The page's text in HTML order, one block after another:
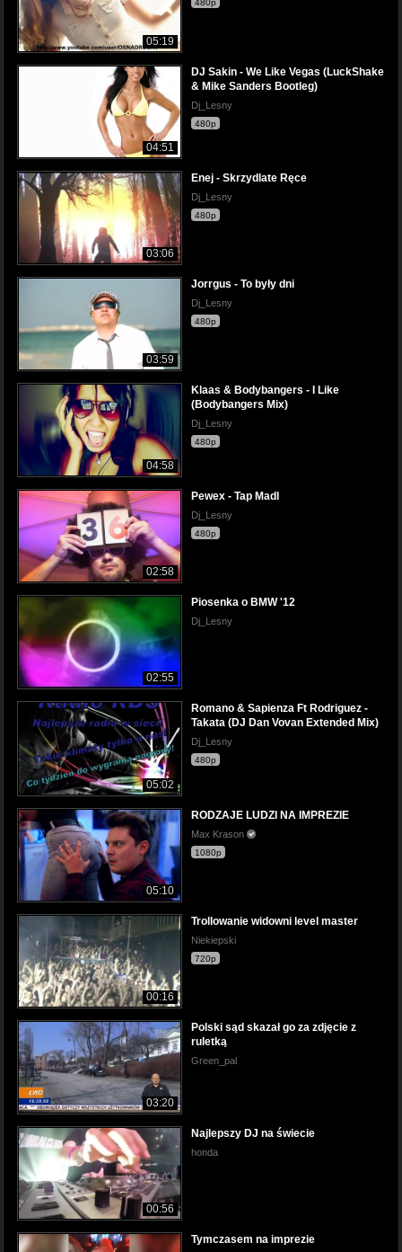
05:19
480p
04:51
DJ Sakin - We Like Vegas (LuckShake
& Mike Sanders Bootleg)
Dj_Lesny
480p
03:06
Enej - Skrzydlate Ręce
Dj_Lesny
480p
03:59
Jorrgus - To były dni
Dj_Lesny
480p
04:58
Klaas & Bodybangers - I Like
(Bodybangers Mix)
Dj_Lesny
480p
02:58
Pewex - Tap Madl
Dj_Lesny
480p
02:55
Piosenka o BMW '12
Dj_Lesny
05:02
Romano & Sapienza Ft Rodriguez -
Takata (DJ Dan Vovan Extended Mix)
Dj_Lesny
480p
05:10
RODZAJE LUDZI NA IMPREZIE
Max Krason
1080p
00:16
Trollowanie widowni level master
Niekiepski
720p
03:20
Polski sąd skazał go za zdjęcie z
ruletką
Green_pal
00:56
Najlepszy DJ na świecie
honda
Tymczasem na imprezie